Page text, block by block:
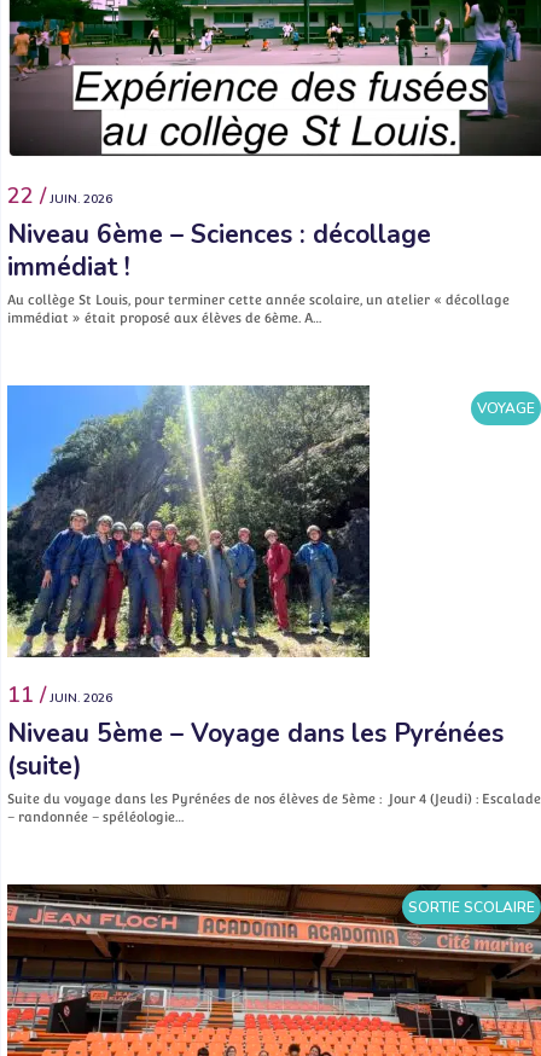
22 / JUIN. 2026
Niveau 6ème – Sciences : décollage
immédiat !
Au collège St Louis, pour terminer cette année scolaire, un atelier « décollage
immédiat » était proposé aux élèves de 6ème. A…
VOYAGE
11 / JUIN. 2026
Niveau 5ème – Voyage dans les Pyrénées
(suite)
Suite du voyage dans les Pyrénées de nos élèves de 5ème : Jour 4 (Jeudi) : Escalade
– randonnée – spéléologie…
SORTIE SCOLAIRE